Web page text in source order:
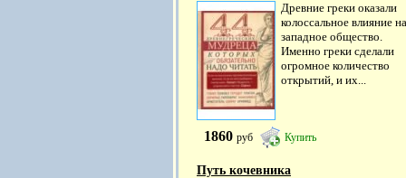
Древние греки оказали
колоссальное влияние на
западное общество.
Именно греки сделали
огромное количество
открытий, и их...
1860 руб Купить
Путь кочевника